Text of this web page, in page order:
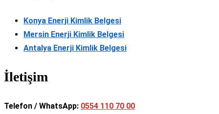
Konya Enerji Kimlik Belgesi
Mersin Enerji Kimlik Belgesi
Antalya Enerji Kimlik Belgesi
İletişim
Telefon / WhatsApp: 0554 110 70 00